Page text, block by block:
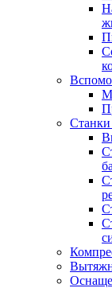
Станки